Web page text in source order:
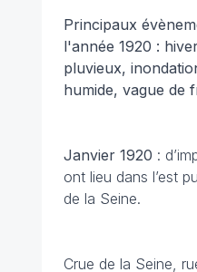
Principaux
l'année 1920 :
pluvieux,
humide, vague de
Janvier 1920 :
ont lieu dans l’est
de la Seine.
Crue de la Seine,